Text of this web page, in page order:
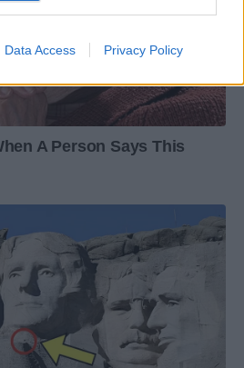
Data Access Privacy Policy